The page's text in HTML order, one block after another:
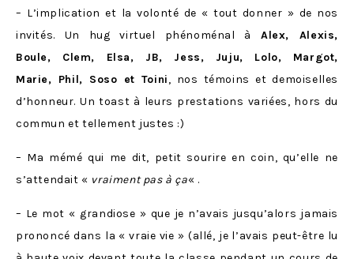
– L’implication et la volonté de « tout donner » de nos
invités. Un hug virtuel phénoménal à Alex, Alexis,
Boule, Clem, Elsa, JB, Jess, Juju, Lolo, Margot,
Marie, Phil, Soso et Toini, nos témoins et demoiselles
d’honneur. Un toast à leurs prestations variées, hors du
commun et tellement justes :)
– Ma mémé qui me dit, petit sourire en coin, qu’elle ne
s’attendait « vraiment pas à ça« .
– Le mot « grandiose » que je n’avais jusqu’alors jamais
prononcé dans la « vraie vie » (allé, je l’avais peut-être lu